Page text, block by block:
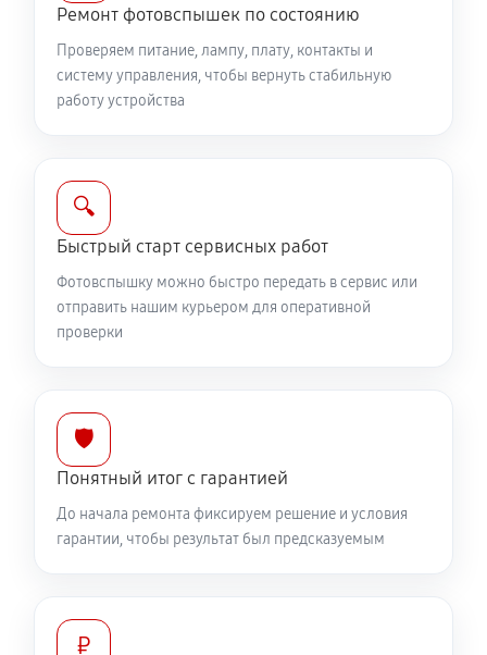
Ремонт фотовспышек по состоянию
Проверяем питание, лампу, плату, контакты и
систему управления, чтобы вернуть стабильную
работу устройства
🔍
Быстрый старт сервисных работ
Фотовспышку можно быстро передать в сервис или
отправить нашим курьером для оперативной
проверки
🛡️
Понятный итог с гарантией
До начала ремонта фиксируем решение и условия
гарантии, чтобы результат был предсказуемым
₽